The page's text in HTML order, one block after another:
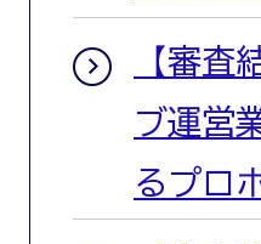
【審査
ブ運営
るプロ